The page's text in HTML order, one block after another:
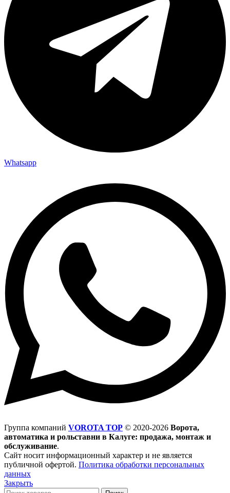
Whatsapp
Группа компаний VOROTA TOP © 2020-2026 Ворота,
автоматика и рольставни в Калуге: продажа, монтаж и
обслуживание.
Сайт носит информационный характер и не является
публичной офертой. Политика обработки персональных
данных
Закрыть